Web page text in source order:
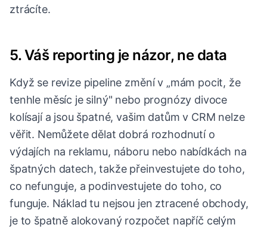
ztrácíte.
5. Váš reporting je názor, ne data
Když se revize pipeline změní v „mám pocit, že
tenhle měsíc je silný" nebo prognózy divoce
kolísají a jsou špatné, vašim datům v CRM nelze
věřit. Nemůžete dělat dobrá rozhodnutí o
výdajích na reklamu, náboru nebo nabídkách na
špatných datech, takže přeinvestujete do toho,
co nefunguje, a podinvestujete do toho, co
funguje. Náklad tu nejsou jen ztracené obchody,
je to špatně alokovaný rozpočet napříč celým